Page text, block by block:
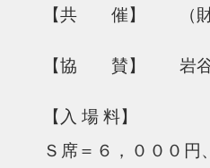
【共 催】 （財
【協 賛】 岩谷
【入 場 料】
Ｓ席＝６，０００円